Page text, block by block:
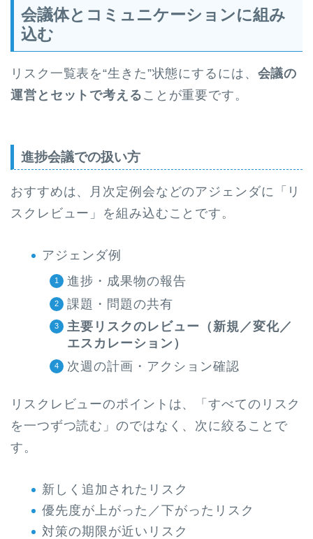
会議体とコミュニケーションに組み
込む
リスク一覧表を“生きた”状態にするには、 会議の
運営とセットで考える ことが重要です。
進捗会議での扱い方
おすすめは、月次定例会などのアジェンダに「リ
スクレビュー」を組み込むことです。
アジェンダ例
進捗・成果物の報告
課題・問題の共有
主要リスクのレビュー（新規／変化／
エスカレーション）
次週の計画・アクション確認
リスクレビューのポイントは、「すべてのリスク
を一つずつ読む」のではなく、次に絞ることで
す。
新しく追加されたリスク
優先度が上がった／下がったリスク
対策の期限が近いリスク